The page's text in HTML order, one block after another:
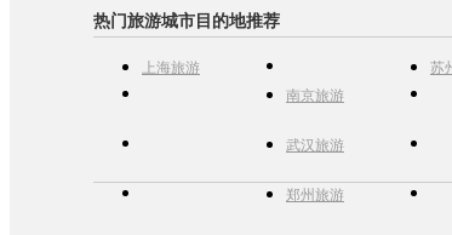
热门旅游城市目的地推荐
上海旅游 苏
南京旅游
武汉旅游
郑州旅游